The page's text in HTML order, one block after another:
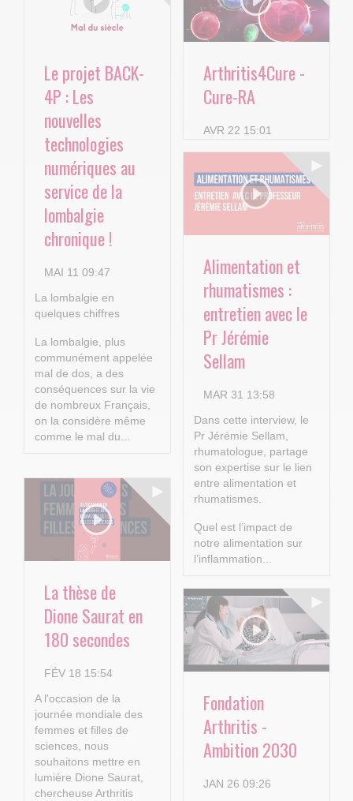
Le projet BACK-
4P : Les
nouvelles
technologies
numériques au
service de la
lombalgie
chronique !
MAI 11 09:47
La lombalgie en
quelques chiffres
La lombalgie, plus
communément appelée
mal de dos, a des
conséquences sur la vie
de nombreux Français,
on la considère même
comme le mal du...
Arthritis4Cure -
Cure-RA
AVR 22 15:01
Alimentation et
rhumatismes :
entretien avec le
Pr Jérémie
Sellam
MAR 31 13:58
Dans cette interview, le
Pr Jérémie Sellam,
rhumatologue, partage
son expertise sur le lien
entre alimentation et
rhumatismes.
Quel est l’impact de
notre alimentation sur
l’inflammation...
La thèse de
Dione Saurat en
180 secondes
FÉV 18 15:54
A l'occasion de la
journée mondiale des
femmes et filles de
sciences, nous
souhaitons mettre en
lumière Dione Saurat,
chercheuse Arthritis
Fondation
Arthritis -
Ambition 2030
JAN 26 09:26